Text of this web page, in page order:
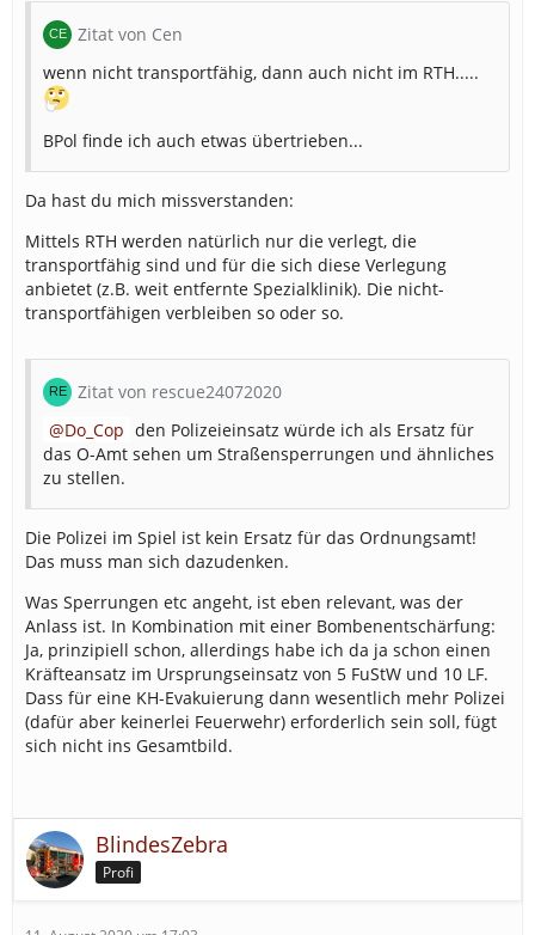
Zitat von Cen
wenn nicht transportfähig, dann auch nicht im RTH.....
BPol finde ich auch etwas übertrieben...
Da hast du mich missverstanden:
Mittels RTH werden natürlich nur die verlegt, die
transportfähig sind und für die sich diese Verlegung
anbietet (z.B. weit entfernte Spezialklinik). Die nicht-
transportfähigen verbleiben so oder so.
Zitat von rescue24072020
Do_Cop den Polizeieinsatz würde ich als Ersatz für
das O-Amt sehen um Straßensperrungen und ähnliches
zu stellen.
Die Polizei im Spiel ist kein Ersatz für das Ordnungsamt!
Das muss man sich dazudenken.
Was Sperrungen etc angeht, ist eben relevant, was der
Anlass ist. In Kombination mit einer Bombenentschärfung:
Ja, prinzipiell schon, allerdings habe ich da ja schon einen
Kräfteansatz im Ursprungseinsatz von 5 FuStW und 10 LF.
Dass für eine KH-Evakuierung dann wesentlich mehr Polizei
(dafür aber keinerlei Feuerwehr) erforderlich sein soll, fügt
sich nicht ins Gesamtbild.
BlindesZebra
Profi